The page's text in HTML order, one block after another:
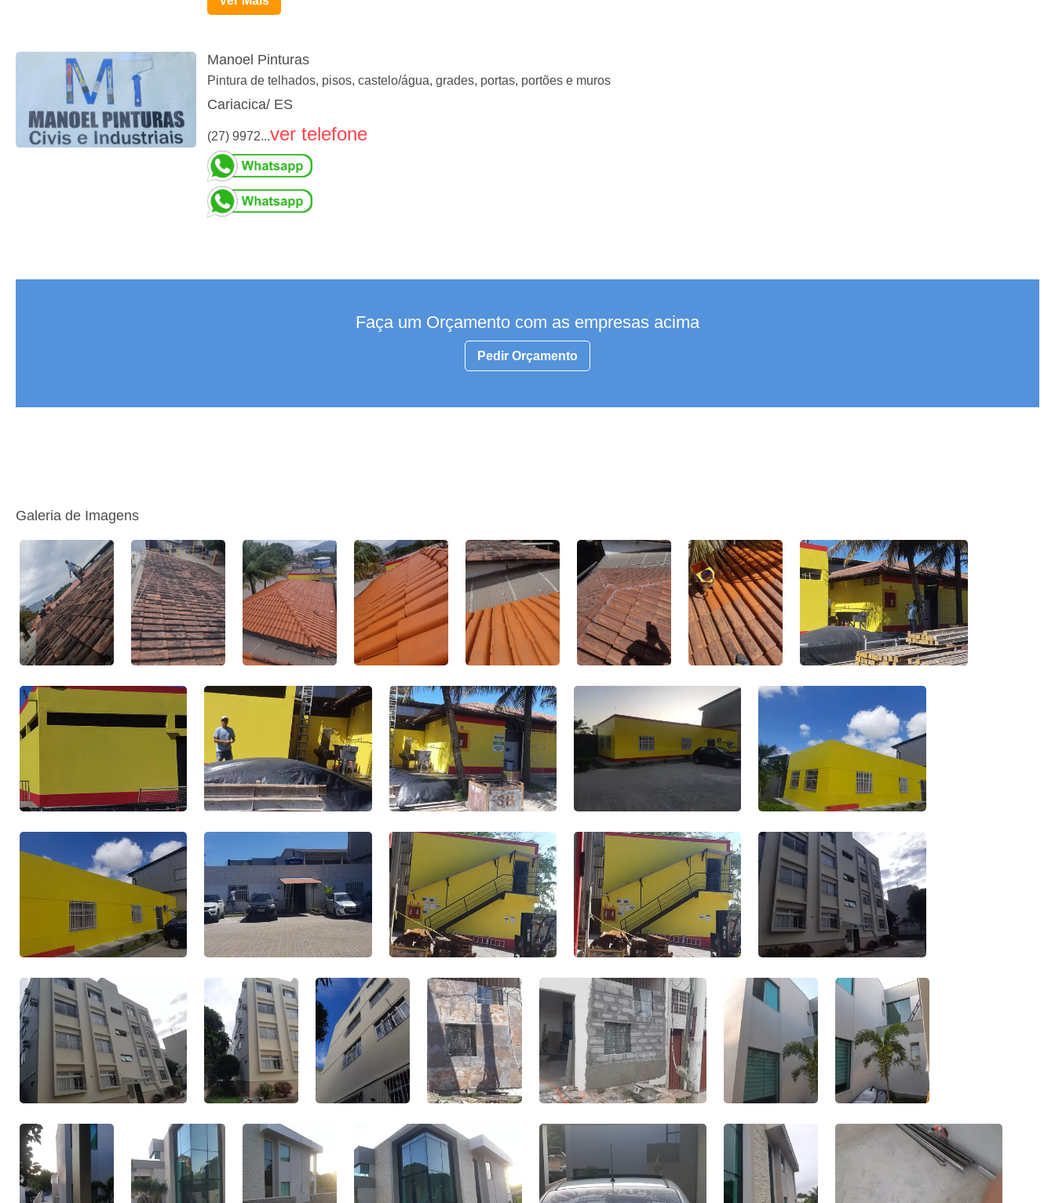
Manoel Pinturas
Pintura de telhados, pisos, castelo/água, grades, portas, portões e muros
Cariacica/ ES
(27) 9972...ver telefone
Faça um Orçamento com as empresas acima
Pedir Orçamento
Galeria de Imagens